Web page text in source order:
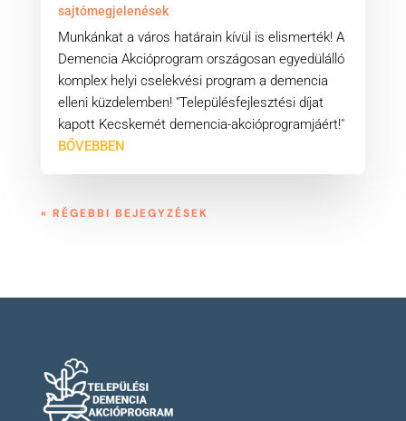
sajtómegjelenések
Munkánkat a város határain kívül is elismerték! A
Demencia Akcióprogram országosan egyedülálló
komplex helyi cselekvési program a demencia
elleni küzdelemben! "Településfejlesztési díjat
kapott Kecskemét demencia-akcióprogramjáért!"
BŐVEBBEN
« RÉGEBBI BEJEGYZÉSEK